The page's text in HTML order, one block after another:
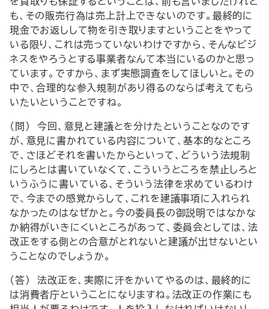
も、その販売行為は売上計上できないのです。最終的に
現金でお返しして物を引き取りますということをやって
いる限り、これは売っていないわけですから、そんなビジ
ネスをやろうとする事業者なんて本当にいるのかと思っ
ています。ですから、まず実態調査をしてほしいと。その
中で、合理的な参入規制があり得るのならば考えてもら
いたいということですね。
（問） 今回、意見と建議とを分けたということなのです
が、意見に書かれている内容について、基本的なところ
で、さほどそれを書いたからといって、どういう法規制
にしろとは書いていなくて、こういうところを禁止しろと
いうふうに書いている、そういう法律を求めているわけ
で、今までの感覚からして、これを建議事項に入れられ
なかったのはなぜかと。今の委員長の御説明ではなかな
か納得がいきにくいところがあって、委員会としては、法
改正をする側との合意がとれないと建議が出せないとい
うことなのでしょうか。
（答） 法改正を、実際に汗をかいてやるのは、最終的に
は消費者庁ということになりますね。法改正の作業にも